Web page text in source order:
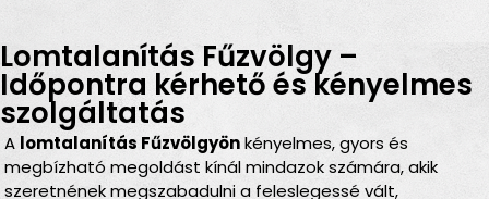
Lomtalanítás Fűzvölgy –
Időpontra kérhető és kényelmes
szolgáltatás
A lomtalanítás Fűzvölgyönkényelmes, gyors és
megbízható megoldást kínál mindazok számára, akik
szeretnének megszabadulni a feleslegessé vált,